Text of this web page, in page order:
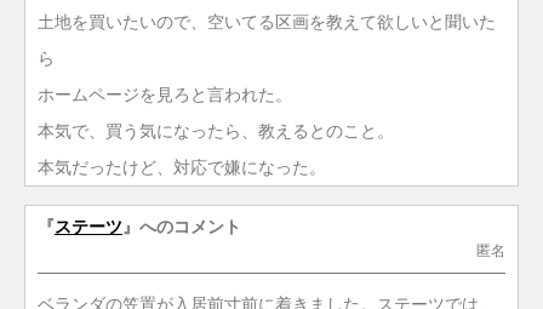
土地を買いたいので、空いてる区画を教えて欲しいと聞いた
ら
ホームページを見ろと言われた。
本気で、買う気になったら、教えるとのこと。
本気だったけど、対応で嫌になった。
『ステーツ 』へのコメント
匿名
ベランダの笠置が入居前寸前に着きました。ステーツでは、